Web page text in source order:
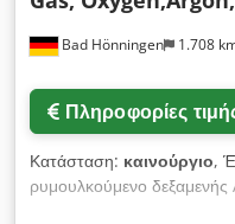
Bad Hönningen 1.708
Πληροφορίες
Κατάσταση: καινούργιο,
ρυμουλκούμενο
Nitrogen, Argon,